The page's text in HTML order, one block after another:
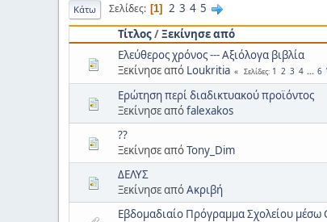
Κάτω Σελίδες 1 2 3 4 5
Τίτλος/Ξεκίνησε από
Ελεύθερος χρόνος --- Αξιόλογα βιβλία
Ξεκίνησε από Loukritia Σελίδες 1 2 3 4 ... 6
Ερώτηση περί διαδικτυακού προϊόντος
Ξεκίνησε απόfalexakos
??
Ξεκίνησε απόTony_Dim
ΔΕΛΥΣ
Ξεκίνησε απόΑκριβή
Εβδομαδιαίο Πρόγραμμα Σχολείου